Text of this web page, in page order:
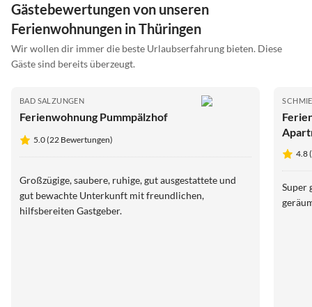
Gästebewertungen von unseren
Ferienwohnungen in Thüringen
Wir wollen dir immer die beste Urlaubserfahrung bieten. Diese
Gäste sind bereits überzeugt.
BAD SALZUNGEN
Ferienwohnung Pummpälzhof
5.0 (22 Bewertungen)
Großzügige, saubere, ruhige, gut ausgestattete und
gut bewachte Unterkunft mit freundlichen,
hilfsbereiten Gastgeber.
4.8
Super